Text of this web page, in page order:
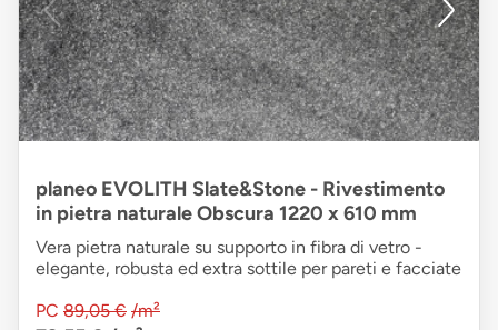
planeo EVOLITH Slate&Stone - Rivestimento
in pietra naturale Obscura 1220 x 610 mm
Vera pietra naturale su supporto in fibra di vetro -
elegante, robusta ed extra sottile per pareti e facciate
PC 89,05 € /m²